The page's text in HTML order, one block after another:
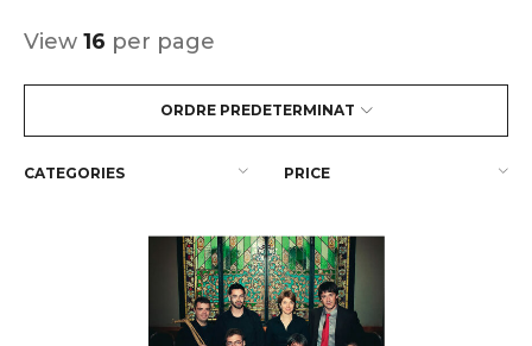
ORDRE PREDETERMINAT
View 16 per page
CATEGORIES PRICE